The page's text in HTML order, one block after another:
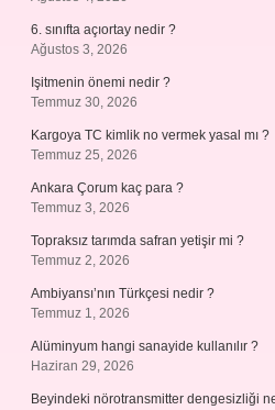
6. sınıfta açıortay nedir ?
Ağustos 3, 2026
Işitmenin önemi nedir ?
Temmuz 30, 2026
Kargoya TC kimlik no vermek yasal mı ?
Temmuz 25, 2026
Ankara Çorum kaç para ?
Temmuz 3, 2026
Topraksız tarımda safran yetişir mi ?
Temmuz 2, 2026
Ambiyansı’nın Türkçesi nedir ?
Temmuz 1, 2026
Alüminyum hangi sanayide kullanılır ?
Haziran 29, 2026
Beyindeki nörotransmitter dengesizliği